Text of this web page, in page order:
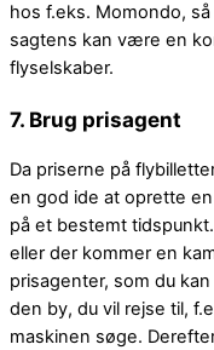
hos f.eks. Momondo,
sagtens kan være en
flyselskaber.
7. Brug prisagent
Da priserne på
en god ide at oprette
på et bestemt
eller der kommer en
prisagenter, som du
den by, du vil rejse til,
maskinen søge.